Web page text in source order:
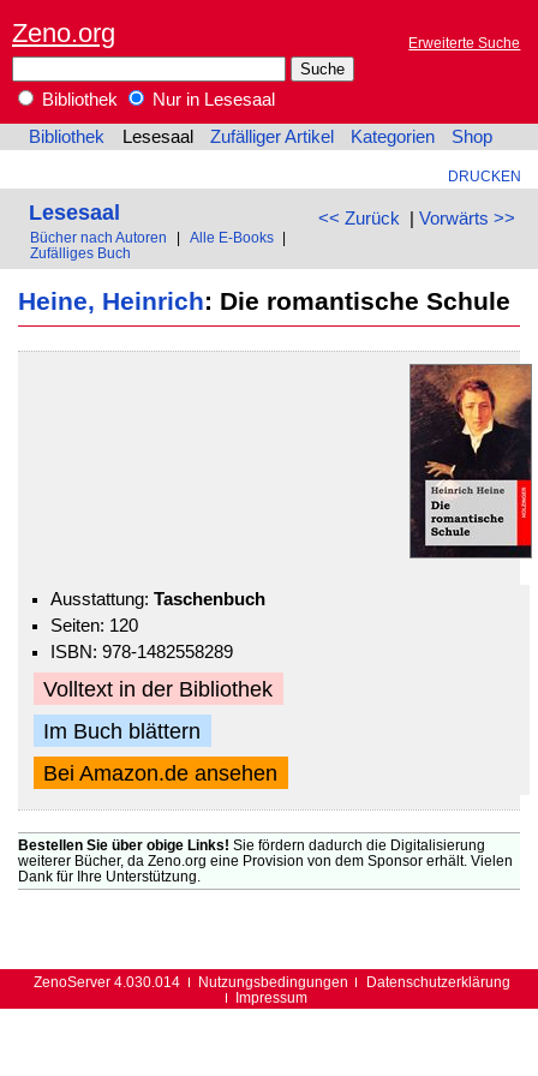
Zeno.org Erweiterte Suche
Bibliothek
Nur in Lesesaal
Bibliothek
Lesesaal Zufälliger Artikel Kategorien Shop
DRUCKEN
<< Zurück | Vorwärts >>
Lesesaal
Bücher nach Autoren Alle E-Books
Zufälliges Buch
Heine, Heinrich: Die romantische Schule
Ausstattung: Taschenbuch
Seiten: 120
ISBN: 978-1482558289
Volltext in der Bibliothek
Im Buch blättern
Bei Amazon.de ansehen
Bestellen Sie über obige Links! Sie fördern dadurch die Digitalisierung
weiterer Bücher, da Zeno.org eine Provision von dem Sponsor erhält. Vielen
Dank für Ihre Unterstützung.
ZenoServer 4.030.014 Nutzungsbedingungen
Datenschutzerklärung
Impressum